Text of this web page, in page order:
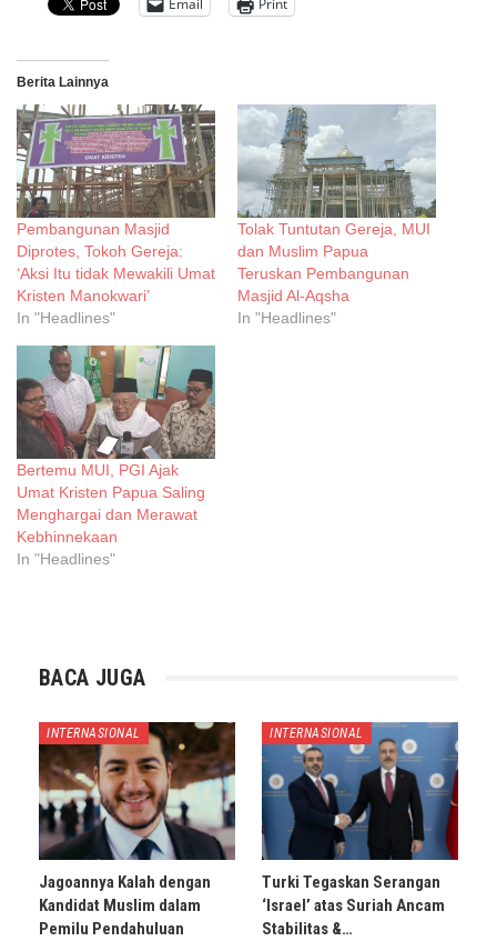
Email Print
Berita Lainnya
Pembangunan Masjid
Diprotes, Tokoh Gereja:
‘Aksi Itu tidak Mewakili Umat
Kristen Manokwari’
In "Headlines"
Tolak Tuntutan Gereja, MUI
dan Muslim Papua
Teruskan Pembangunan
Masjid Al-Aqsha
In "Headlines"
Bertemu MUI, PGI Ajak
Umat Kristen Papua Saling
Menghargai dan Merawat
Kebhinnekaan
In "Headlines"
BACA JUGA
INTERNASIONAL
Jagoannya Kalah dengan
Kandidat Muslim dalam
Pemilu Pendahuluan
INTERNASIONAL
Turki Tegaskan Serangan
‘Israel’ atas Suriah Ancam
Stabilitas &…